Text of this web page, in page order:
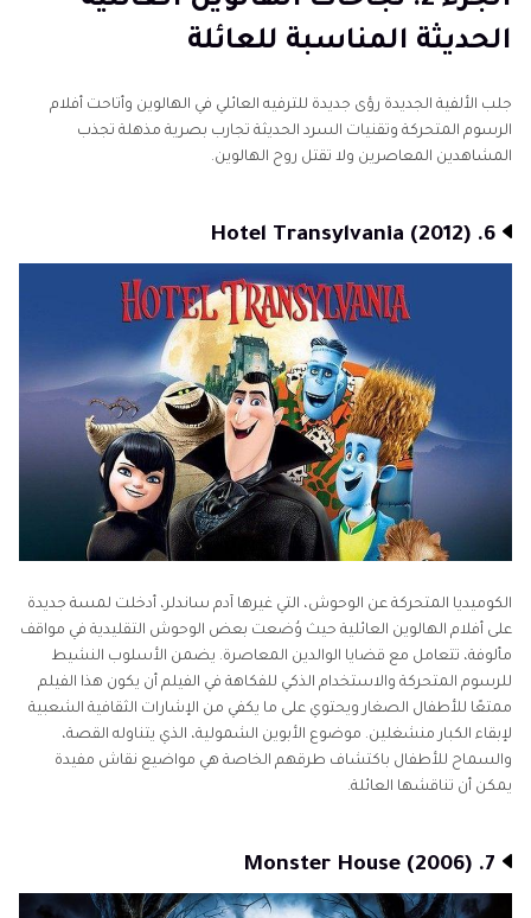
الحديثة المناسبة للعائلة
جلب الألفية الجديدة رؤى جديدة للترفيه العائلي في الهالوين وأتاحت أفلام
الرسوم المتحركة وتقنيات السرد الحديثة تجارب بصرية مذهلة تجذب
المشاهدين المعاصرين ولا تقتل روح الهالوين.
6. Hotel Transylvania (2012)
الكوميديا المتحركة عن الوحوش، التي غيرها آدم ساندلر، أدخلت لمسة جديدة
على أفلام الهالوين العائلية حيث وُضعت بعض الوحوش التقليدية في مواقف
مألوفة، تتعامل مع قضايا الوالدين المعاصرة. يضمن الأسلوب النشيط
للرسوم المتحركة والاستخدام الذكي للفكاهة في الفيلم أن يكون هذا الفيلم
ممتعًا للأطفال الصغار ويحتوي على ما يكفي من الإشارات الثقافية الشعبية
لإبقاء الكبار منشغلين. موضوع الأبوين الشمولية، الذي يتناوله القصة،
والسماح للأطفال باكتشاف طرقهم الخاصة هي مواضيع نقاش مفيدة
يمكن أن تناقشها العائلة.
7. Monster House (2006)